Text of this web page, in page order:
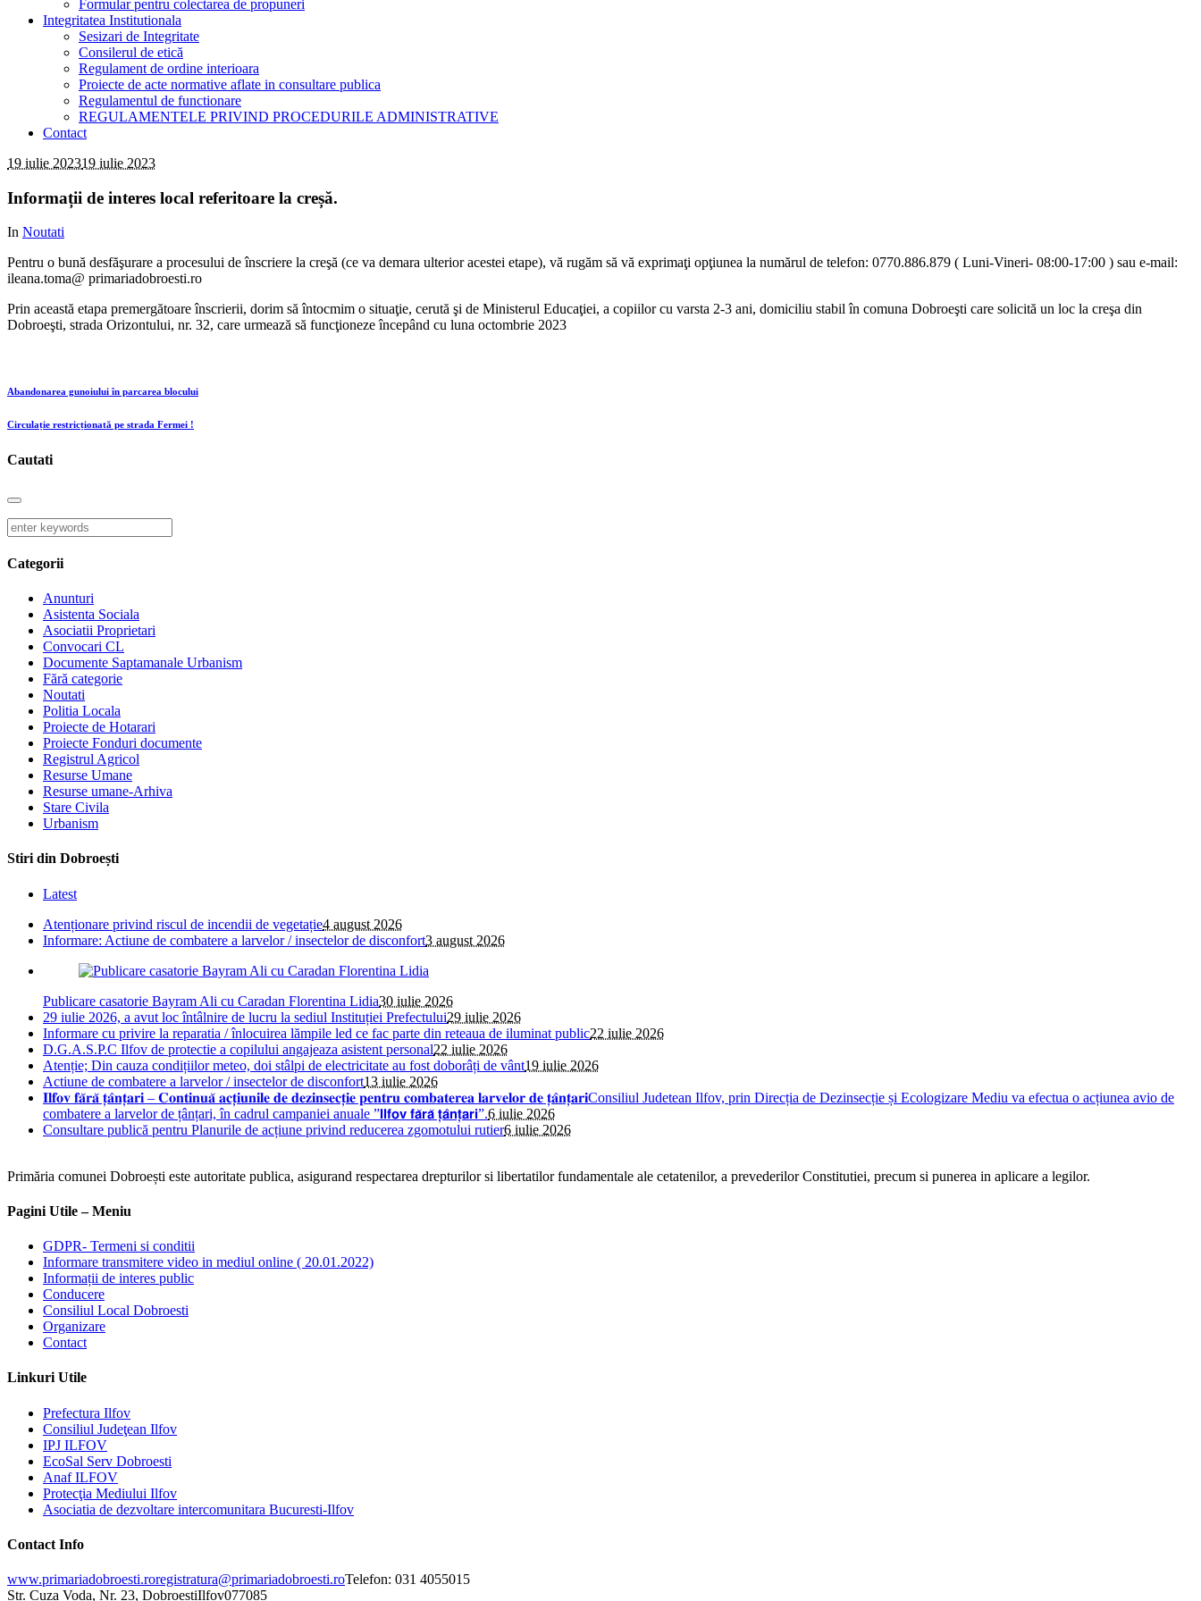
Formular pentru colectarea de propuneri
Integritatea Institutionala
Sesizari de Integritate
Consilerul de etică
Regulament de ordine interioara
Proiecte de acte normative aflate in consultare publica
Regulamentul de functionare
REGULAMENTELE PRIVIND PROCEDURILE ADMINISTRATIVE
Contact
19 iulie 202319 iulie 2023
Informații de interes local referitoare la creșă.
In Noutati
Pentru o bună desfăşurare a procesului de înscriere la creşă (ce va demara ulterior acestei etape), vă rugăm să vă exprimaţi opţiunea la numărul de telefon: 0770.886.879 ( Luni-Vineri- 08:00-17:00 ) sau e-mail:
ileana.toma@ primariadobroesti.ro
Prin această etapa premergătoare înscrierii, dorim să întocmim o situaţie, cerută şi de Ministerul Educaţiei, a copiilor cu varsta 2-3 ani, domiciliu stabil în comuna Dobroeşti care solicită un loc la creşa din
Dobroeşti, strada Orizontului, nr. 32, care urmează să funcţioneze începând cu luna octombrie 2023
Abandonarea gunoiului în parcarea blocului
Circulație restricționată pe strada Fermei !
Cautati
Categorii
Anunturi
Asistenta Sociala
Asociatii Proprietari
Convocari CL
Documente Saptamanale Urbanism
Fără categorie
Noutati
Politia Locala
Proiecte de Hotarari
Proiecte Fonduri documente
Registrul Agricol
Resurse Umane
Resurse umane-Arhiva
Stare Civila
Urbanism
Stiri din Dobroești
Latest
Atenționare privind riscul de incendii de vegetație4 august 2026
Informare: Actiune de combatere a larvelor / insectelor de disconfort3 august 2026
Publicare casatorie Bayram Ali cu Caradan Florentina Lidia30 iulie 2026
29 iulie 2026, a avut loc întâlnire de lucru la sediul Instituției Prefectului29 iulie 2026
Informare cu privire la reparatia / înlocuirea lămpile led ce fac parte din reteaua de iluminat public22 iulie 2026
D.G.A.S.P.C Ilfov de protectie a copilului angajeaza asistent personal22 iulie 2026
Atenție; Din cauza condițiilor meteo, doi stâlpi de electricitate au fost doborâți de vânt19 iulie 2026
Actiune de combatere a larvelor / insectelor de disconfort13 iulie 2026
𝐈𝐥𝐟𝐨𝐯 𝐟𝐚̆𝐫𝐚̆ 𝐭̦𝐚̂𝐧𝐭̦𝐚𝐫𝐢 – 𝐂𝐨𝐧𝐭𝐢𝐧𝐮𝐚̆ 𝐚𝐜𝐭̦𝐢𝐮𝐧𝐢𝐥𝐞 𝐝𝐞 𝐝𝐞𝐳𝐢𝐧𝐬𝐞𝐜𝐭̦𝐢𝐞 𝐩𝐞𝐧𝐭𝐫𝐮 𝐜𝐨𝐦𝐛𝐚𝐭𝐞𝐫𝐞𝐚 𝐥𝐚𝐫𝐯𝐞𝐥𝐨𝐫 𝐝𝐞 𝐭̦𝐚̂𝐧𝐭̦𝐚𝐫𝐢Consiliul Judetean Ilfov, prin Direcția de Dezinsecție și Ecologizare Mediu va efectua o acțiunea avio de
combatere a larvelor de țânțari, în cadrul campaniei anuale ”𝗜𝗹𝗳𝗼𝘃 𝗳𝗮̆𝗿𝗮̆ 𝘁̦𝗮̂𝗻𝘁̦𝗮𝗿𝗶”.6 iulie 2026
Consultare publică pentru Planurile de acțiune privind reducerea zgomotului rutier6 iulie 2026
Primăria comunei Dobroești este autoritate publica, asigurand respectarea drepturilor si libertatilor fundamentale ale cetatenilor, a prevederilor Constitutiei, precum si punerea in aplicare a legilor.
Pagini Utile – Meniu
GDPR- Termeni si conditii
Informare transmitere video in mediul online ( 20.01.2022)
Informații de interes public
Conducere
Consiliul Local Dobroesti
Organizare
Contact
Linkuri Utile
Prefectura Ilfov
Consiliul Judeţean Ilfov
IPJ ILFOV
EcoSal Serv Dobroesti
Anaf ILFOV
Protecţia Mediului Ilfov
Asociatia de dezvoltare intercomunitara Bucuresti-Ilfov
Contact Info
www.primariadobroesti.roregistratura@primariadobroesti.roTelefon: 031 4055015
Str. Cuza Voda, Nr. 23, DobroestiIlfov077085